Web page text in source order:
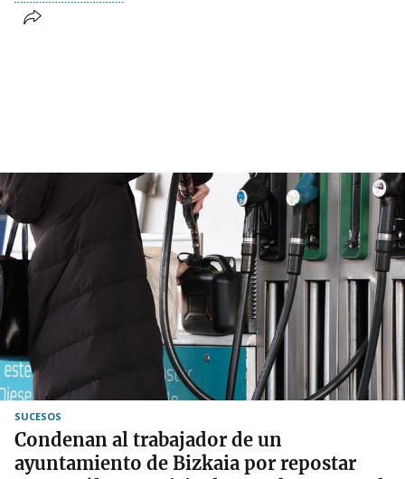
SUCESOS
Condenan al trabajador de un
ayuntamiento de Bizkaia por repostar